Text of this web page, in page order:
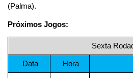
(Palma).
Próximos Jogos:
Sexta
Data Hora